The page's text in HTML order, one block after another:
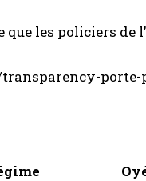
les policiers de